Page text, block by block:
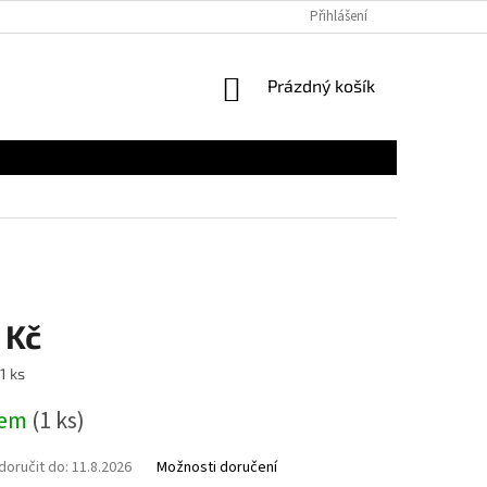
Přihlášení
NÁKUPNÍ
Prázdný košík
ks
(1 ks)
do: 11.8.2026 Možnosti doručení